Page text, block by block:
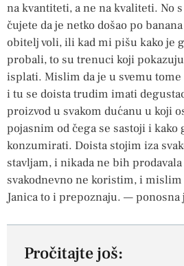
na kvantiteti, a ne na kvaliteti. No
čujete da je netko došao po
obitelj voli, ili kad mi pišu kako je
probali, to su trenuci koji
isplati. Mislim da je u svemu
i tu se doista trudim imati
proizvod u svakom dućanu u koji
pojasnim od čega se sastoji i kako
konzumirati. Doista stojim iza
stavljam, i nikada ne bih
svakodnevno ne koristim, i
Janica to i prepoznaju. — ponosna
Pročitajte još: